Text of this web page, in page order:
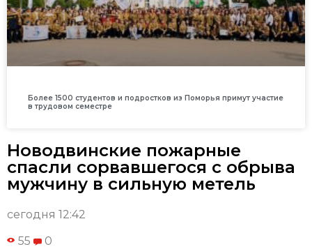
Более 1500 студентов и подростков из Поморья примут участие
в трудовом семестре
Новодвинские пожарные
спасли сорвавшегося с обрыва
мужчину в сильную метель
сегодня 12:42
55 0